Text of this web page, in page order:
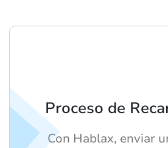
Proceso de
Con Hablax, enviar